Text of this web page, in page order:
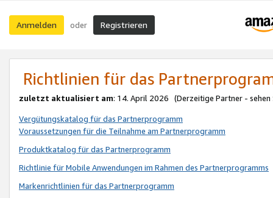
Anmelden oder Registrieren
Richtlinien für das
zuletzt aktualisiert am: 14. April 2026 (Derzeitige Partner - sehen
Vergütungskatalog für das Partnerprogramm
Voraussetzungen für die Teilnahme am Partnerprogramm
Produktkatalog für das Partnerprogramm
Richtlinie für Mobile Anwendungen im Rahmen des Partnerprogramms
Markenrichtlinien für das Partnerprogramm